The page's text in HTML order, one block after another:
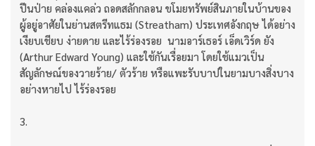
ปีนป่าย คล่องแคล่ว ถอดสลักกลอน ขโมยทรัพย์สินภายในบ้านของ
ผู้อยู่อาศัยในย่านสตรีทแธม (Streatham) ประเทศอังกฤษ ได้อย่าง
เงียบเชียบ ง่ายดาย และไร้ร่องรอย นามอาร์เธอร์ เอ็ดเวิร์ด ยัง
(Arthur Edward Young) และใช้กันเรื่อยมา โดยใช้แมวเป็น
สัญลักษณ์ของวายร้าย/ ตัวร้าย หรือแพะรับบาปในยามบางสิ่งบาง
อย่างหายไป ไร้ร่องรอย
3.